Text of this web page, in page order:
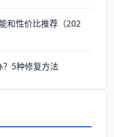
和性价比推荐（202
5种修复方法